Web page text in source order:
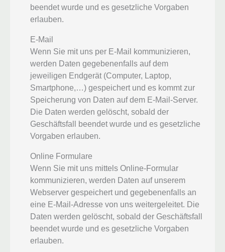
beendet wurde und es gesetzliche Vorgaben
erlauben.
E-Mail
Wenn Sie mit uns per E-Mail kommunizieren,
werden Daten gegebenenfalls auf dem
jeweiligen Endgerät (Computer, Laptop,
Smartphone,…) gespeichert und es kommt zur
Speicherung von Daten auf dem E-Mail-Server.
Die Daten werden gelöscht, sobald der
Geschäftsfall beendet wurde und es gesetzliche
Vorgaben erlauben.
Online Formulare
Wenn Sie mit uns mittels Online-Formular
kommunizieren, werden Daten auf unserem
Webserver gespeichert und gegebenenfalls an
eine E-Mail-Adresse von uns weitergeleitet. Die
Daten werden gelöscht, sobald der Geschäftsfall
beendet wurde und es gesetzliche Vorgaben
erlauben.